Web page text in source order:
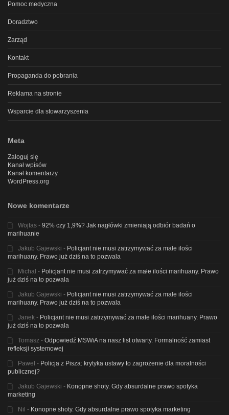
Pomoc medyczna
Doradztwo
Zarząd
Kontakt
Propaganda do pobrania
Reklama na stronie
Wsparcie dla stowarzyszenia
Meta
Zaloguj się
Kanał wpisów
Kanał komentarzy
WordPress.org
Nowe komentarze
Wojtas - 92% czy 1,9%? Jak nagłówki zmieniają odbiór badań o
marihuanie
Jakub Gajewski - Policjant nie musi zatrzymywać za małe ilości
marihuany. Prawo już dziś na to pozwala
Michal - Policjant nie musi zatrzymywać za małe ilości marihuany. Prawo
już dziś na to pozwala
Jakub Gajewski - Policjant nie musi zatrzymywać za małe ilości
marihuany. Prawo już dziś na to pozwala
Janek - Policjant nie musi zatrzymywać za małe ilości marihuany. Prawo
już dziś na to pozwala
Tomasz - Odpowiedź MSWiA na nasz list otwarty. Formalność zamiast
refleksji systemowej
Pawel - Policja z Pisza: krytyka ustawy to zagrożenie dla moralności
publicznej?
Jakub Gajewski - Konopne shoty. Gdy absurdalne prawo spotyka
marketing
Nil - Konopne shoty. Gdy absurdalne prawo spotyka marketing